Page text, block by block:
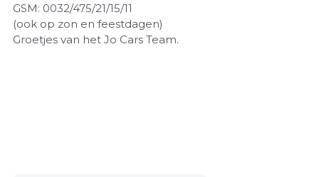
GSM: 0032/475/21/15/11
(ook op zon en feestdagen)
Groetjes van het Jo Cars Team.